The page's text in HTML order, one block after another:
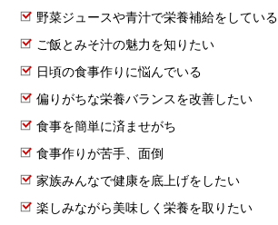
野菜ジュースや青汁で栄養補給をしている
ご飯とみそ汁の魅力を知りたい
日頃の食事作りに悩んでいる
偏りがちな栄養バランスを改善したい
食事を簡単に済ませがち
食事作りが苦手、面倒
家族みんなで健康を底上げをしたい
楽しみながら美味しく栄養を取りたい